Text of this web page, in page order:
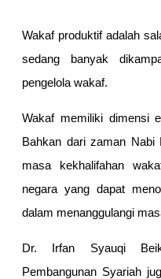
Wakaf produktif adalah
sedang banyak
pengelola wakaf.
Wakaf memiliki dimensi
Bahkan dari zaman Nabi
masa kekhalifahan
negara yang dapat
dalam menanggulangi
Dr. Irfan Syauqi
Pembangunan Syariah